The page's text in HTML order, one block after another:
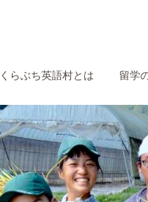
くらぶち英語村とは 留学